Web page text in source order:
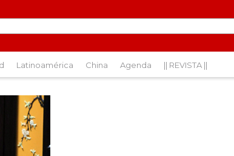
Latinoamérica China Agenda || REVISTA ||